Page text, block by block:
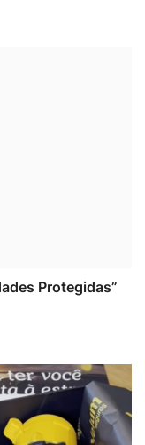
Protegidas”